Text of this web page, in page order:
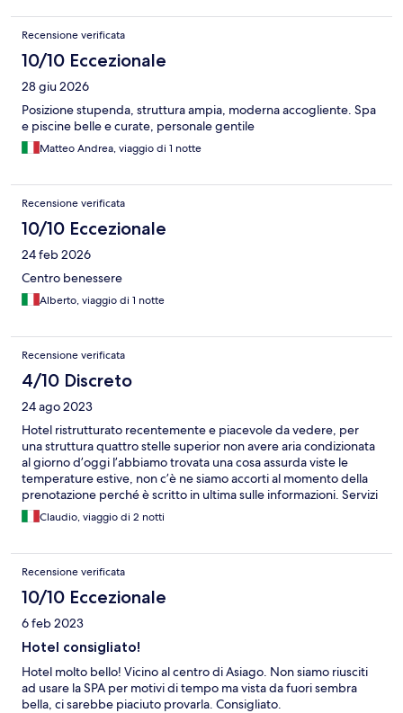
Recensione verificata
10/10 Eccezionale
28 giu 2026
Posizione stupenda, struttura ampia, moderna accogliente. Spa
e piscine belle e curate, personale gentile
Matteo Andrea, viaggio di 1 notte
Recensione verificata
10/10 Eccezionale
24 feb 2026
Centro benessere
Alberto, viaggio di 1 notte
Recensione verificata
4/10 Discreto
24 ago 2023
Hotel ristrutturato recentemente e piacevole da vedere, per
una struttura quattro stelle superior non avere aria condizionata
al giorno d’oggi l’abbiamo trovata una cosa assurda viste le
temperature estive, non c’è ne siamo accorti al momento della
prenotazione perché è scritto in ultima sulle informazioni. Servizi
Spa costosi sopratutto per la piscina che di fatto è poco più di
una vasca idromassaggio da uso casalingo.
Claudio, viaggio di 2 notti
Recensione verificata
10/10 Eccezionale
6 feb 2023
Hotel consigliato!
Hotel molto bello! Vicino al centro di Asiago. Non siamo riusciti
ad usare la SPA per motivi di tempo ma vista da fuori sembra
bella, ci sarebbe piaciuto provarla. Consigliato.